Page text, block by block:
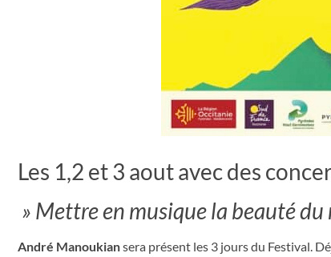
Les 1,2 et 3 aout avec des
» Mettre en musique la beauté du
André Manoukiansera présent les 3 jours du Festival.